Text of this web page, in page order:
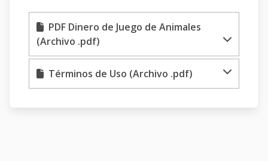
PDF Dinero de Juego de Animales
(Archivo .pdf)
Términos de Uso (Archivo .pdf)